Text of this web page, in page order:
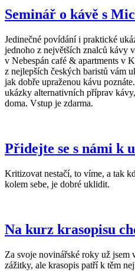
Seminář o kávě s
Jedinečné povídání i praktické
jednoho z největších znalců kávy
v Nebespán café & apartments v
z nejlepších českých baristů vám
jak dobře upraženou kávu
ukázky alternativních příprav
doma. Vstup je zdarma.
Přidejte se s námi k
Kritizovat nestačí, to víme, a tak
kolem sebe, je dobré uklidit.
Na kurz krasopisu
Za svoje novinářské roky už jsem
zážitky, ale krasopis patří k těm